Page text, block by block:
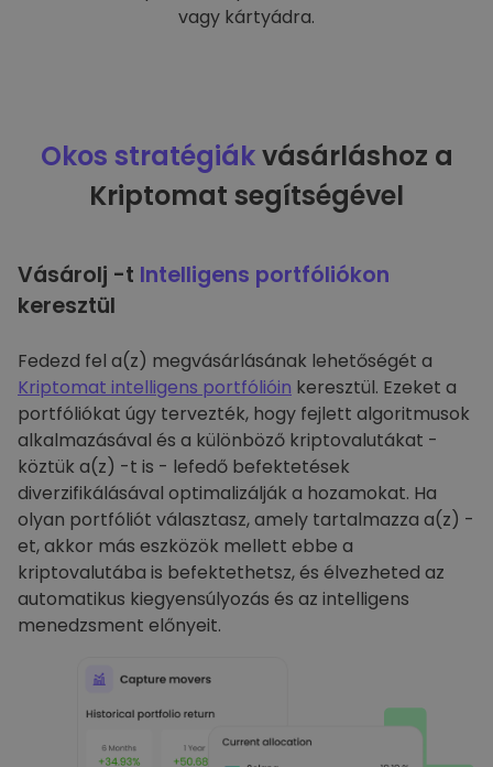
vagy kártyádra.
Okos stratégiákvásárláshoz a
Kriptomat segítségével
Vásárolj -t Intelligens portfóliókon
keresztül
Fedezd fel a(z) megvásárlásának lehetőségét a
Kriptomat intelligens portfólióin keresztül. Ezeket a
portfóliókat úgy tervezték, hogy fejlett algoritmusok
alkalmazásával és a különböző kriptovalutákat -
köztük a(z) -t is - lefedő befektetések
diverzifikálásával optimalizálják a hozamokat. Ha
olyan portfóliót választasz, amely tartalmazza a(z) -
et, akkor más eszközök mellett ebbe a
kriptovalutába is befektethetsz, és élvezheted az
automatikus kiegyensúlyozás és az intelligens
menedzsment előnyeit.